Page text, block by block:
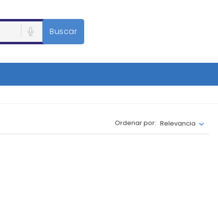
Buscar
Ordenar por: Relevancia